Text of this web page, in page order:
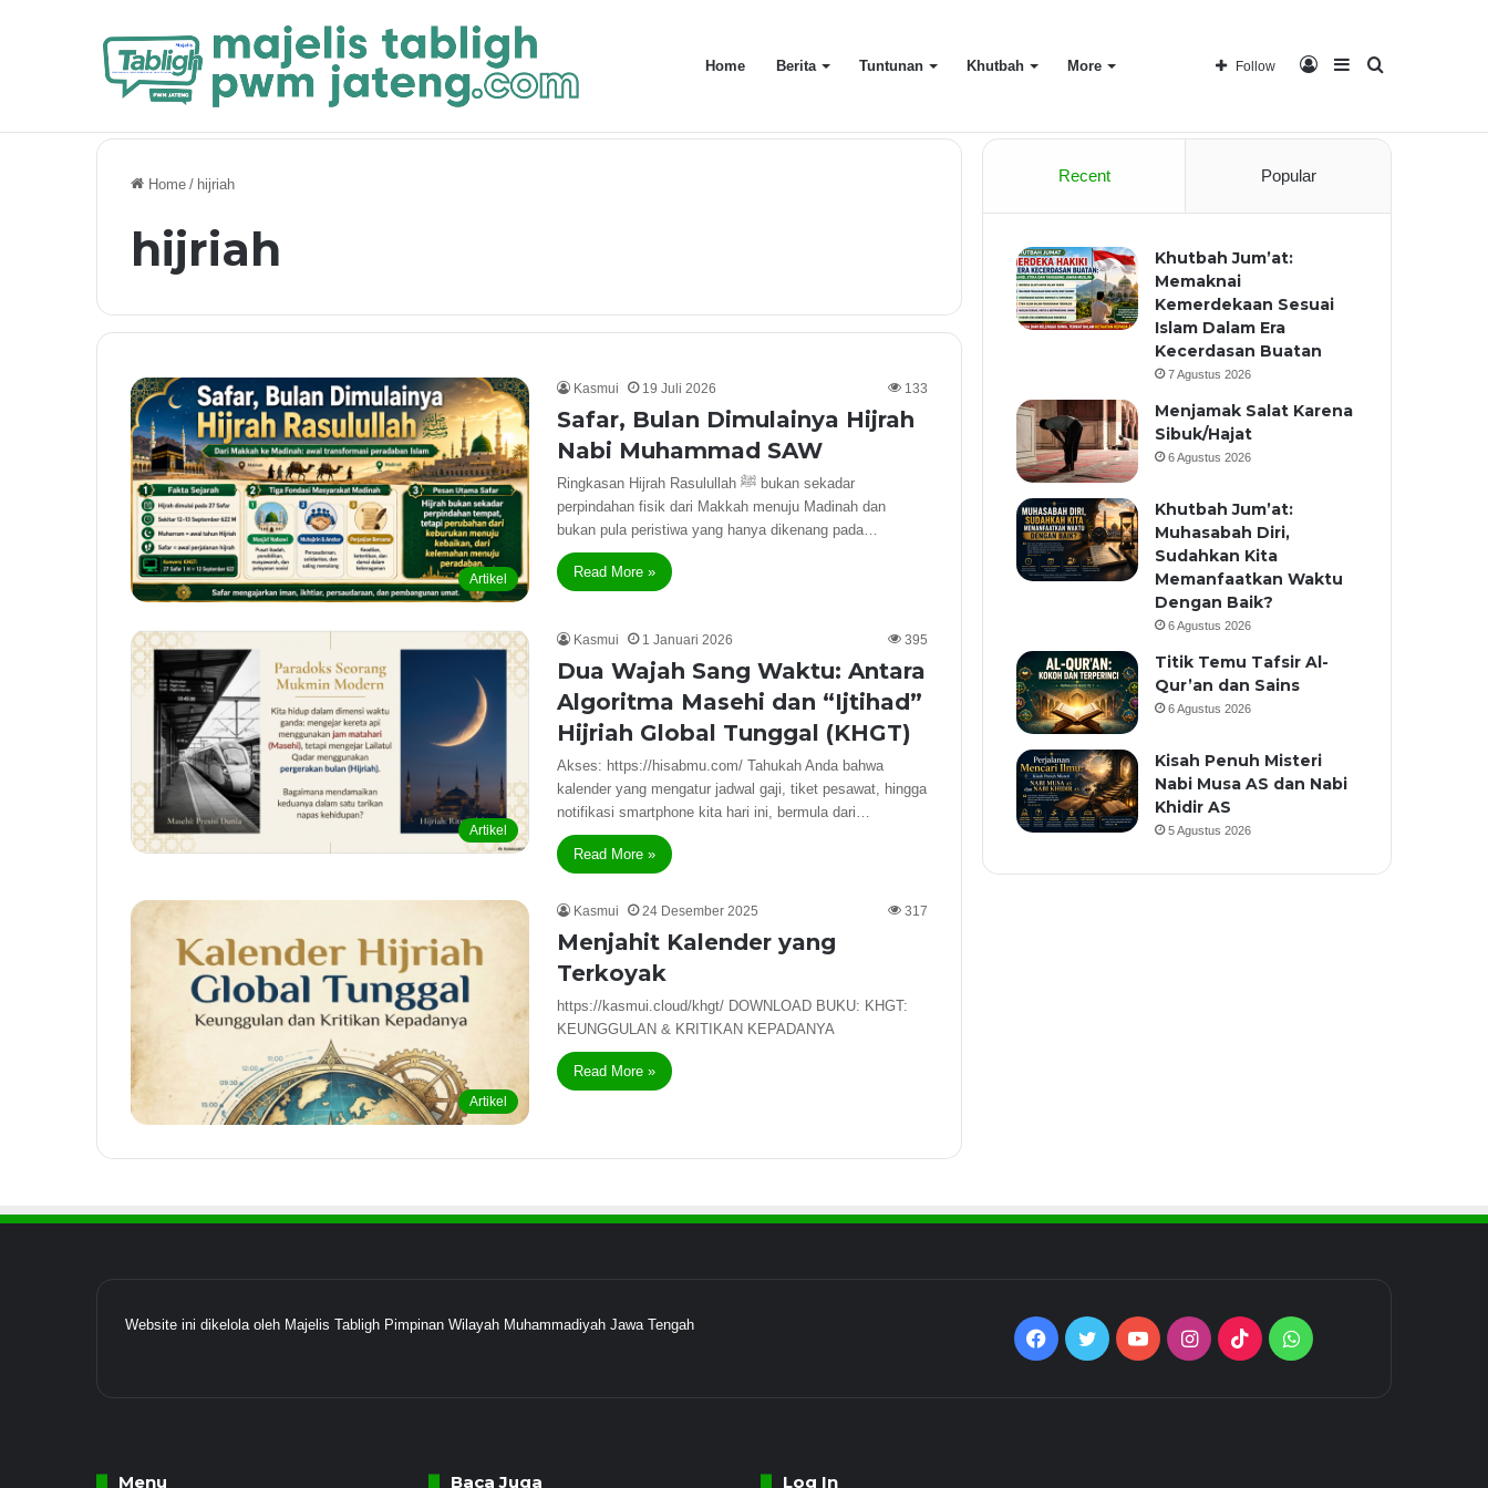
Home Berita Tuntunan Khutbah More Sidebar
Log
Follow
Breaking News
Khutbah Jum’at: Memaknai Kemerdekaan Sesuai Islam Dalam Era Kecerdasan Buatan
Home / hijriah
hijriah
Artikel
Kasmui 19 Juli 2026 133
Safar, Bulan Dimulainya Hijrah
Nabi Muhammad SAW
Ringkasan Hijrah Rasulullah ﷺ bukan sekadar
perpindahan fisik dari Makkah menuju Madinah dan
bukan pula peristiwa yang hanya dikenang pada…
Read More »
Artikel
Kasmui 1 Januari 2026 395
Dua Wajah Sang Waktu: Antara
Algoritma Masehi dan “Ijtihad”
Hijriah Global Tunggal (KHGT)
Akses: https://hisabmu.com/ Tahukah Anda bahwa
kalender yang mengatur jadwal gaji, tiket pesawat, hingga
notifikasi smartphone kita hari ini, bermula dari…
Read More »
Artikel
Kasmui 24 Desember 2025 317
Menjahit Kalender yang
Terkoyak
https://kasmui.cloud/khgt/ DOWNLOAD BUKU: KHGT:
KEUNGGULAN & KRITIKAN KEPADANYA
Read More »
Recent Popular
Khutbah Jum’at:
Memaknai
Kemerdekaan Sesuai
Islam Dalam Era
Kecerdasan Buatan
7 Agustus 2026
Menjamak Salat Karena
Sibuk/Hajat
6 Agustus 2026
Khutbah Jum’at:
Muhasabah Diri,
Sudahkan Kita
Memanfaatkan Waktu
Dengan Baik?
6 Agustus 2026
Titik Temu Tafsir Al-
Qur’an dan Sains
6 Agustus 2026
Kisah Penuh Misteri
Nabi Musa AS dan Nabi
Khidir AS
5 Agustus 2026
Website ini dikelola oleh Majelis Tabligh Pimpinan Wilayah Muhammadiyah Jawa Tengah
Facebook
Twitter YouTubeInstagram
TikTokWhatsApp
Menu Baca Juga Log In